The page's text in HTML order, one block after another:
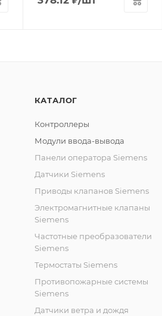
КАТАЛОГ
Контроллеры
Модули ввода-вывода
Панели оператора Siemens
Датчики Siemens
Приводы клапанов Siemens
Электромагнитные клапаны
Siemens
Частотные преобразователи
Siemens
Термостаты Siemens
Противопожарные системы
Siemens
Датчики ветра и дождя